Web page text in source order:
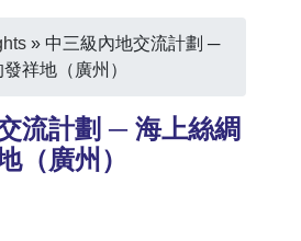
» 中三級內地交流計劃 ─
祥地（廣州）
流計劃 ─ 海上絲綢
（廣州）